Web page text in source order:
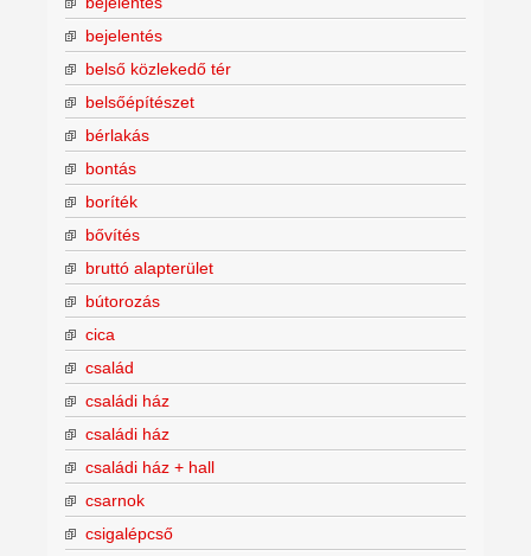
bejelentés
belső közlekedő tér
belsőépítészet
bérlakás
bontás
boríték
bővítés
bruttó alapterület
bútorozás
cica
család
családi ház
családi ház
családi ház + hall
csarnok
csigalépcső